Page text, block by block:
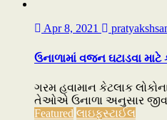
Apr 8, 2021
ઉનાળામાં વજન ઘટાડવા
ગરમ હવામાન કેટલાક
તેઓએ ઉનાળા અનુસાર
Featured લાઇફસ્ટાઈલ